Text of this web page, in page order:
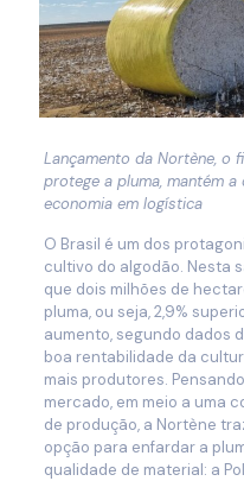
Lançamento da Nortène, o
protege a pluma, mantém
economia em logística
O Brasil é um dos
cultivo do algodão. Nesta
que dois milhões de
pluma, ou seja, 2,9%
aumento, segundo dados
boa rentabilidade da
mais produtores.
mercado, em meio a uma
de produção, a Nortène
opção para enfardar a
qualidade de material: a